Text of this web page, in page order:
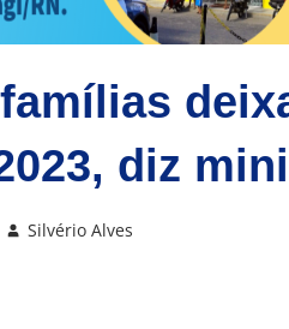
diz